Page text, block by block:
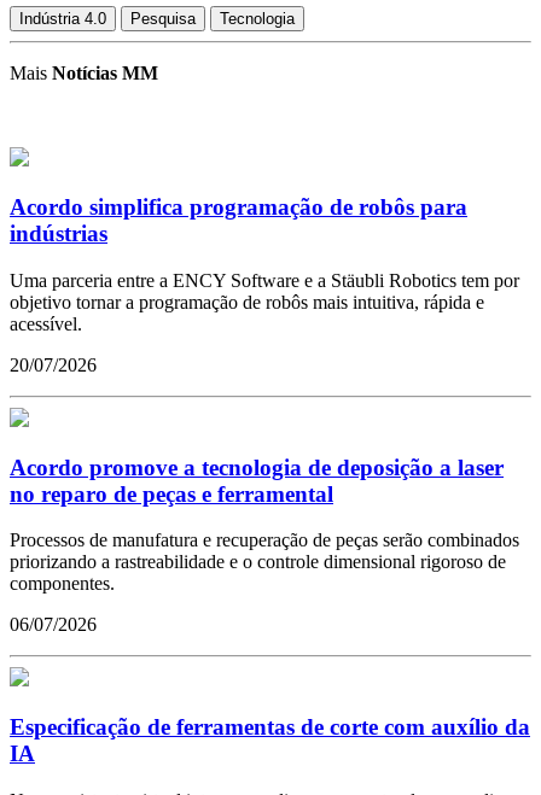
Indústria 4.0 Pesquisa Tecnologia
Mais Notícias MM
Acordo simplifica programação de robôs para
indústrias
Uma parceria entre a ENCY Software e a Stäubli Robotics tem por
objetivo tornar a programação de robôs mais intuitiva, rápida e
acessível.
20/07/2026
Acordo promove a tecnologia de deposição a laser
no reparo de peças e ferramental
Processos de manufatura e recuperação de peças serão combinados
priorizando a rastreabilidade e o controle dimensional rigoroso de
componentes.
06/07/2026
Especificação de ferramentas de corte com auxílio da
IA